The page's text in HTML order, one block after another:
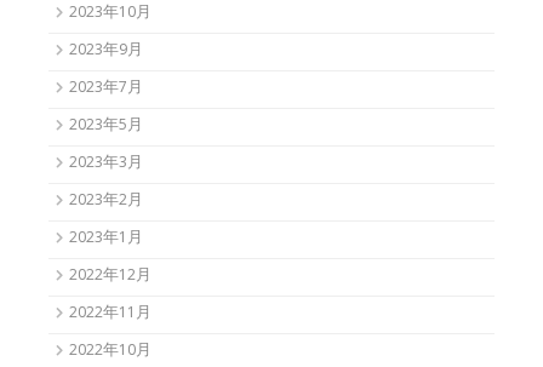
2023年10月
2023年9月
2023年7月
2023年5月
2023年3月
2023年2月
2023年1月
2022年12月
2022年11月
2022年10月